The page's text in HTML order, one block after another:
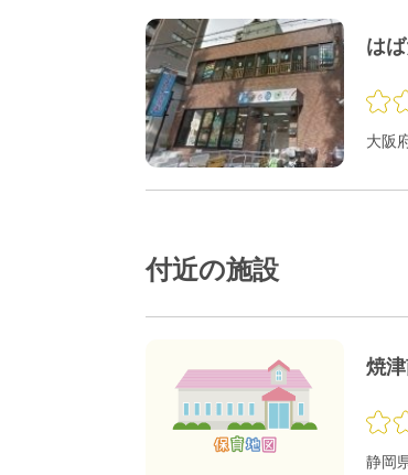
は
大阪
付近の施設
焼
静岡